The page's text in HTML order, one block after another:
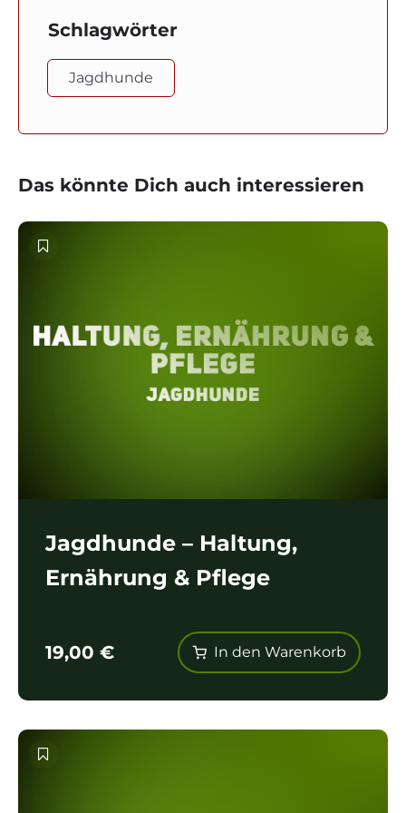
Schlagwörter
Jagdhunde
Das könnte Dich auch interessieren
Jagdhunde – Haltung,
Ernährung & Pflege
19,00 € In den Warenkorb